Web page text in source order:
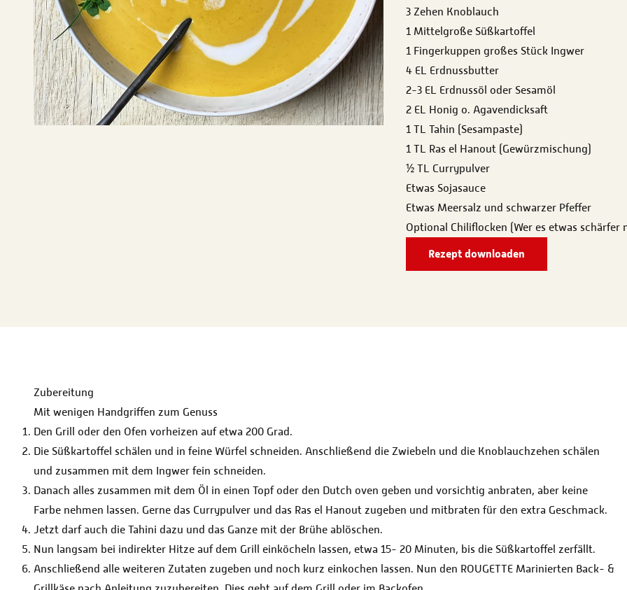
3 Zehen Knoblauch
1 Mittelgroße Süßkartoffel
1 Fingerkuppen großes Stück Ingwer
4 EL Erdnussbutter
2-3 EL Erdnussöl oder Sesamöl
2 EL Honig o. Agavendicksaft
1 TL Tahin (Sesampaste)
1 TL Ras el Hanout (Gewürzmischung)
½ TL Currypulver
Etwas Sojasauce
Etwas Meersalz und schwarzer Pfeffer
Optional Chiliflocken (Wer es etwas schärfer
Rezept downloaden
Zubereitung
Mit wenigen Handgriffen zum Genuss
Den Grill oder den Ofen vorheizen auf etwa 200 Grad.
Die Süßkartoffel schälen und in feine Würfel schneiden. Anschließend die Zwiebeln und die Knoblauchzehen schälen
und zusammen mit dem Ingwer fein schneiden.
Danach alles zusammen mit dem Öl in einen Topf oder den Dutch oven geben und vorsichtig anbraten, aber keine
Farbe nehmen lassen. Gerne das Currypulver und das Ras el Hanout zugeben und mitbraten für den extra Geschmack.
Jetzt darf auch die Tahini dazu und das Ganze mit der Brühe ablöschen.
Nun langsam bei indirekter Hitze auf dem Grill einköcheln lassen, etwa 15- 20 Minuten, bis die Süßkartoffel zerfällt.
Anschließend alle weiteren Zutaten zugeben und noch kurz einkochen lassen. Nun den ROUGETTE Marinierten Back- &